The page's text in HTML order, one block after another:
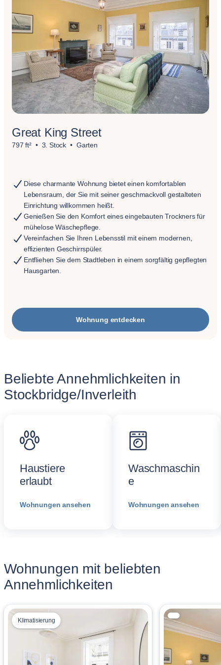
Great King Street
797 ft² 3. Stock Garten
Diese charmante Wohnung bietet einen komfortablen
Lebensraum, der Sie mit seiner geschmackvoll gestalteten
Einrichtung willkommen heißt.
Genießen Sie den Komfort eines eingebauten Trockners für
mühelose Wäschepflege.
Vereinfachen Sie Ihren Lebensstil mit einem modernen,
effizienten Geschirrspüler.
Entfliehen Sie dem Stadtleben in einem sorgfältig gepflegten
Hausgarten.
Wohnung entdecken
Beliebte Annehmlichkeiten in
Stockbridge/Inverleith
Haustiere
erlaubt
Wohnungen ansehen
Waschmaschin
e
Wohnungen ansehen
Wohnungen mit beliebten
Annehmlichkeiten
Klimatisierung